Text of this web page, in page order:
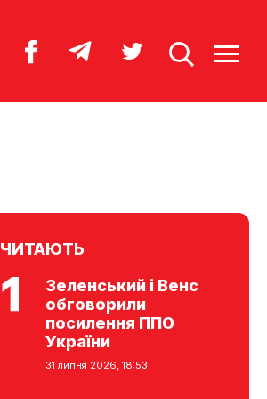
ЧИТАЮТЬ
Зеленський і Венс
обговорили
посилення ППО
України
31 липня 2026, 18:53